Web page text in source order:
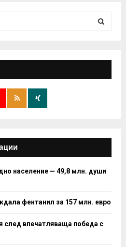
E
A
H
население — 49,8 млн. души
фентанил за 157 млн. евро
след впечатляваща победа с